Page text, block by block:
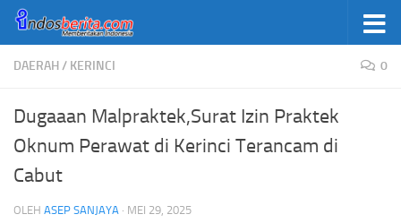
Skip to content
DAERAH/ KERINCI 0
Dugaaan Malpraktek,Surat Izin Praktek
Oknum Perawat di Kerinci Terancam di
Cabut
OLEH ASEP SANJAYA · MEI 29, 2025